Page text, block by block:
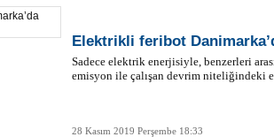
Elektrikli feribot
Sadece elektrik enerjisiyle, benzerleri
emisyon ile çalışan devrim niteliğindeki
28 Kasım 2019 Perşembe 18:33